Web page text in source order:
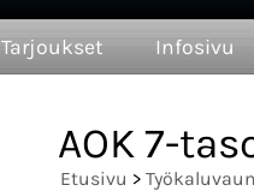
Tarjoukset Infosivu
AOK 7-
Etusivu >